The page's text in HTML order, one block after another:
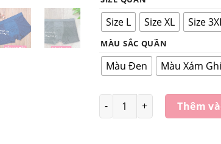
Size L Size XL Size
MÀU SẮC QUẦN
Màu Đen Màu Xám Ghi
Số lượng Thêm